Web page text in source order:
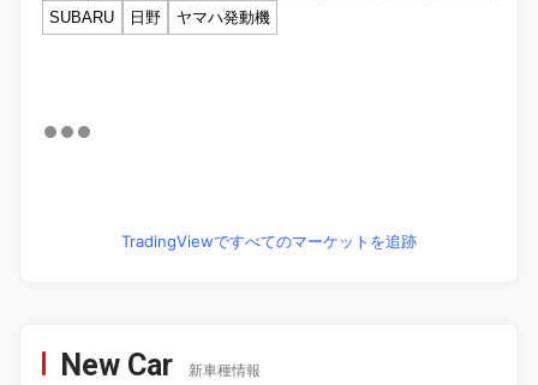
SUBARU
日野 ヤマハ発動機
TradingViewですべてのマーケットを追跡
New Car 新車種情報